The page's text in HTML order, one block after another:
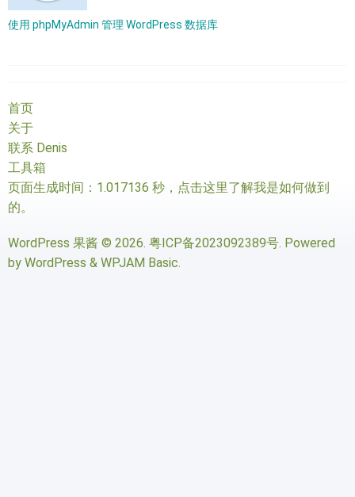
使用 phpMyAdmin 管理 WordPress 数据库
首页
关于
联系 Denis
工具箱
页面生成时间：1.017136 秒， 点击这里了解我是如何做到
的。
WordPress 果酱 © 2026. 粤ICP备2023092389号. Powered
by WordPress & WPJAM Basic.